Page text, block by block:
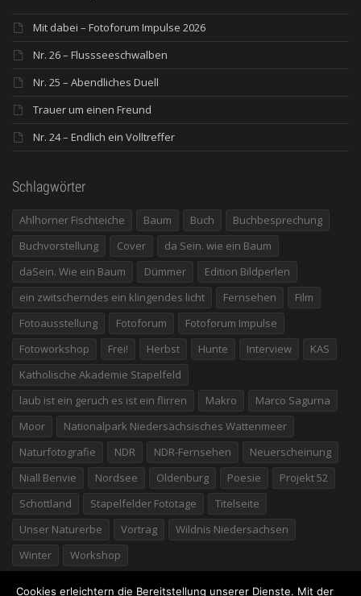
Mit dabei – Fotoforum Impulse 2026
Nr. 26 – Flussseeschwalben
Nr. 25 – Abendliches Duell
Trauer um einen Freund
Nr. 24 – Endlich ein Volltreffer
Schlagwörter
Ahlhorner Fischteiche Baum Buch
Buchbesprechung
Buchvorstellung
Cover
da Sein. wie ein Baum
daSein. Wie ein Baum
Dümmer
Edition Bildperlen
ein zwitscherndes ein klingendes licht
Fernsehen
Film
Fotoausstellung
Fotoforum
Fotoforum Impulse
Fotoworkshop
Frei! Herbst Hunte Interview
KAS
Katholische Akademie Stapelfeld
laub ist ein geruch es ist ein flirren
Makro
Marco Sagurna
Moor
Nationalpark Niedersächsisches Wattenmeer
Naturfotografie
NDR NDR-Fernsehen
Neuerscheinung
Niall Benvie
Nordsee Oldenburg Poesie
Projekt 52
Schottland
Stapelfelder Fototage
Titelseite
Unser Naturerbe
Vortrag
Wildnis Niedersachsen
Winter
Workshop
Cookies erleichtern die Bereitstellung unserer Dienste. Mit der